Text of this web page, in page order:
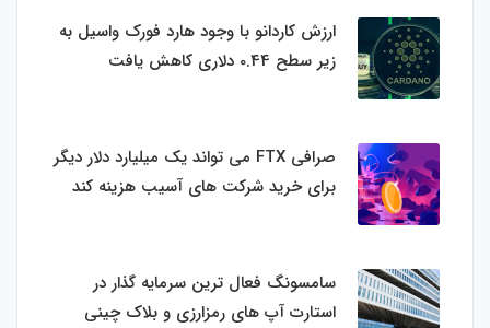
ارزش کاردانو با وجود هارد فورک واسیل به
زیر سطح 0.44 دلاری کاهش یافت
صرافی FTX می تواند یک میلیارد دلار دیگر
برای خرید شرکت های آسیب هزینه کند
سامسونگ فعال‌ ترین سرمایه‌ گذار در
استارت‌ آپ‌ های رمزارزی و بلاک چینی